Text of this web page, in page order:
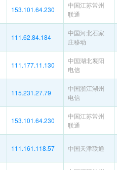
153.101.64.230
中国江苏常州
联通
111.62.84.184
中国河北石家
庄移动
111.177.11.130
中国湖北襄阳
电信
115.231.27.79
中国浙江湖州
电信
153.101.64.230
中国江苏常州
联通
111.161.118.57 中国天津联通